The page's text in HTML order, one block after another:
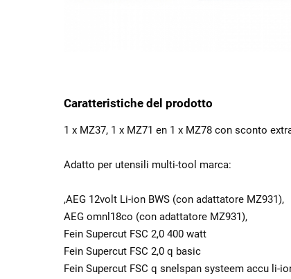
Caratteristiche del prodotto
1 x MZ37, 1 x MZ71 en 1 x MZ78 con sconto
Adatto per utensili multi-tool marca:
,AEG 12volt Li-ion BWS (con adattatore MZ931),
AEG omnl18co (con adattatore MZ931),
Fein Supercut FSC 2,0 400 watt
Fein Supercut FSC 2,0 q basic
Fein Supercut FSC q snelspan systeem accu li-